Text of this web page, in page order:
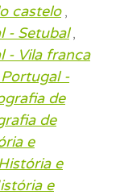
castelo,
- Setubal,
- Vila franca
-
de
de
e
História e
e